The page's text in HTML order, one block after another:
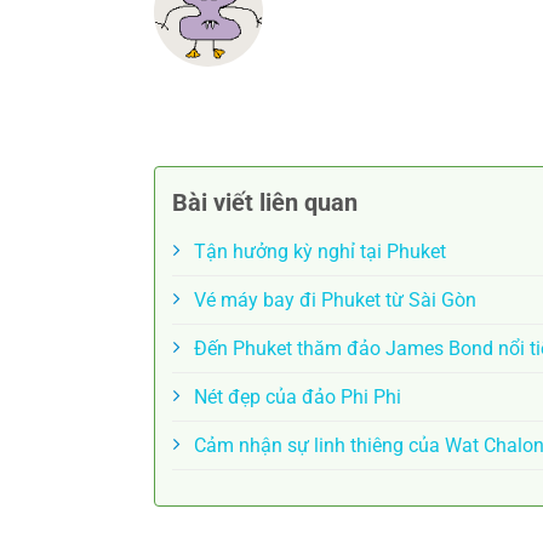
Bài viết liên quan
Tận hưởng kỳ nghỉ tại Phuket
Vé máy bay đi Phuket từ Sài Gòn
Đến Phuket thăm đảo James Bond nổi
Nét đẹp của đảo Phi Phi
Cảm nhận sự linh thiêng của Wat